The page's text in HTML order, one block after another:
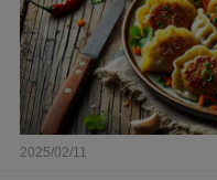
2025/02/11